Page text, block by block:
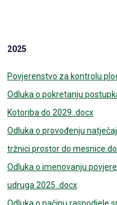
2025
Povjerenstvo za kontrolu
Odluka o pokretanju
Kotoriba do 2029..docx
Odluka o provođenju
tržnici prostor do
Odluka o imenovanju
udruga 2025..docx
Odluka o načinu raspodjele